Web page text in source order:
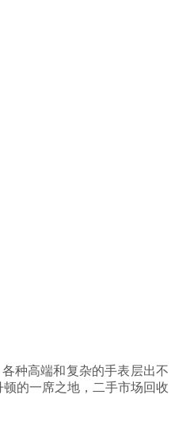
种高端和复杂的手表层出不
的一席之地，二手市场回收